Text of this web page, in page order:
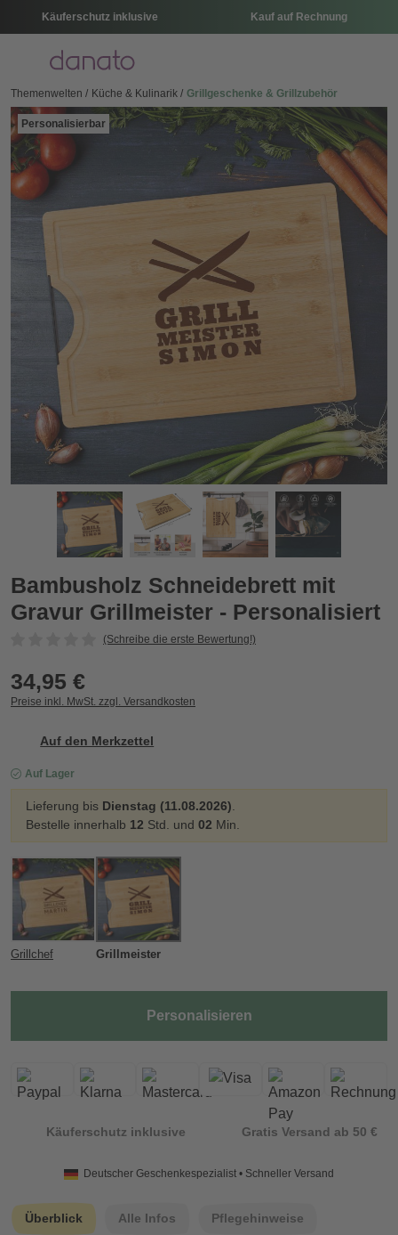
Käuferschutz inklusive Kauf auf Rechnung
Menü
Themenwelten Küche & Kulinarik Grillgeschenke & Grillzubehör
Personalisierbar
Bambusholz Schneidebrett mit Gravur Grillmeister -
Zurück
Bambusholz Schneidebrett mit
Gravur Grillmeister - Personalisiert
(Schreibe die erste Bewertung!)
34,95 €
Preise inkl. MwSt. zzgl. Versandkosten
Auf den Merkzettel
Auf Lager
Lieferung bis Dienstag (11.08.2026).
Bestelle innerhalb 12 Std. und 02 Min.
Grillchef Grillmeister
Personalisieren
Käuferschutz inklusive Gratis Versand ab 50 €
Deutscher Geschenkespezialist • Schneller Versand
Überblick Alle Infos Pflegehinweise